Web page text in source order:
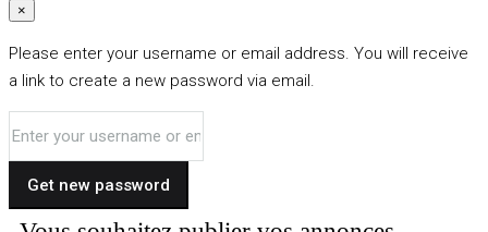
×
Please enter your username or email address. You will receive
a link to create a new password via email.
Get new password